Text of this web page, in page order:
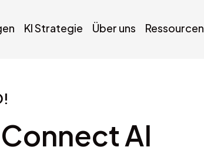
KI Strategie Über uns Ressourcen
AI